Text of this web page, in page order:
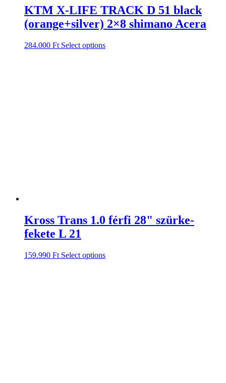
KTM X-LIFE TRACK D 51 black
(orange+silver) 2×8 shimano Acera
284.000 Ft Select options
Kross Trans 1.0 férfi 28" szürke-
fekete L 21
159.990 Ft Select options